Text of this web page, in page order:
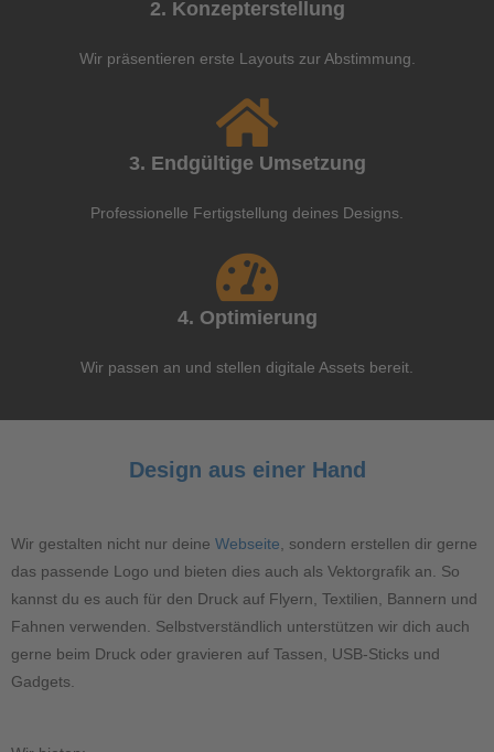
2. Konzepterstellung
Wir präsentieren erste Layouts zur Abstimmung.
3. Endgültige Umsetzung
Professionelle Fertigstellung deines Designs.
4. Optimierung
Wir passen an und stellen digitale Assets bereit.
Design aus einer Hand
Wir gestalten nicht nur deine Webseite , sondern erstellen dir gerne
das passende Logo und bieten dies auch als Vektorgrafik an. So
kannst du es auch für den Druck auf Flyern, Textilien, Bannern und
Fahnen verwenden. Selbstverständlich unterstützen wir dich auch
gerne beim Druck oder gravieren auf Tassen, USB-Sticks und
Gadgets.